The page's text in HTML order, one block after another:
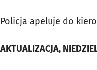
Policja apeluje do
AKTUALIZACJA,